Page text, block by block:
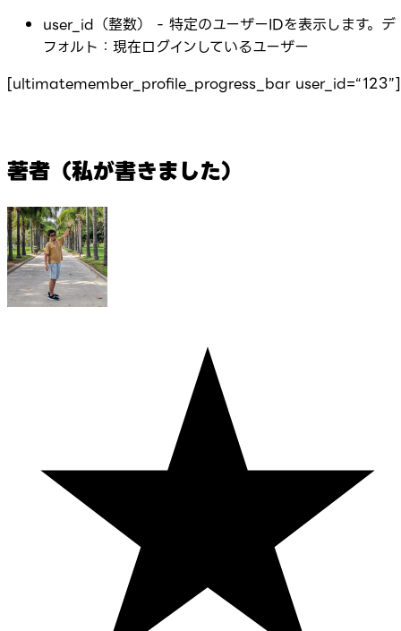
user_id（整数） - 特定のユーザーIDを表示します。デ
フォルト：現在ログインしているユーザー
[ultimatemember_profile_progress_bar user_id=“123”]
著者（私が書きました）